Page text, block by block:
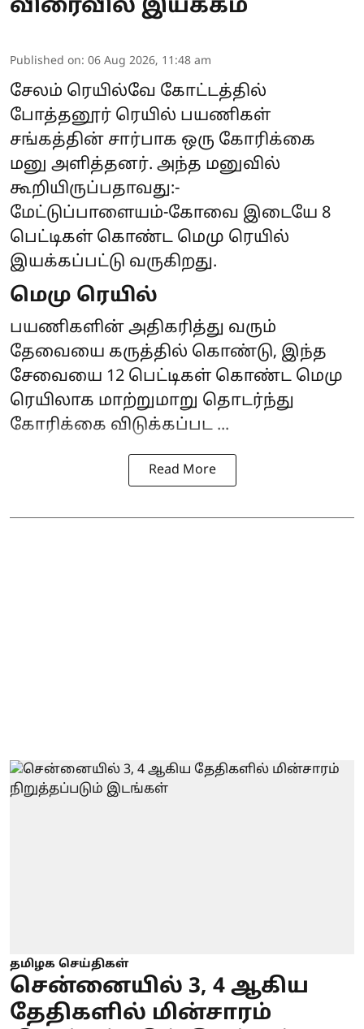
விரைவில் இயக்கம்
Published on: 06 Aug 2026, 11:48 am
சேலம் ரெயில்வே கோட்டத்தில்
போத்தனூர் ரெயில் பயணிகள்
சங்கத்தின் சார்பாக ஒரு கோரிக்கை
மனு அளித்தனர். அந்த மனுவில்
கூறியிருப்பதாவது:-
மேட்டுப்பாளையம்-கோவை இடையே 8
பெட்டிகள் கொண்ட மெமு ரெயில்
இயக்கப்பட்டு வருகிறது.
மெமு ரெயில்
பயணிகளின் அதிகரித்து வரும்
தேவையை கருத்தில் கொண்டு, இந்த
சேவையை 12 பெட்டிகள் கொண்ட மெமு
ரெயிலாக மாற்றுமாறு தொடர்ந்து
கோரிக்கை விடுக்கப்பட ...
Read More
தமிழக செய்திகள்
சென்னையில் 3, 4 ஆகிய
தேதிகளில் மின்சாரம்